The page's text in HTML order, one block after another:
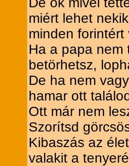
miért lehet
minden
Ha a papa nem
betörhetsz,
De ha nem
hamar ott
Ott már nem
Szorítsd
Kibaszás az
valakit a